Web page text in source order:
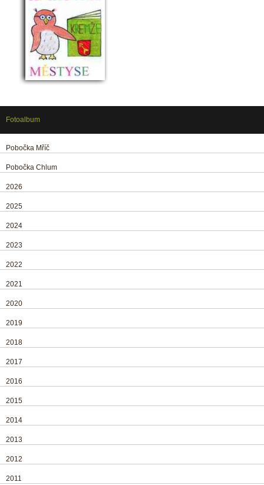
Fotoalbum
Pobočka Mříč
Pobočka Chlum
2026
2025
2024
2023
2022
2021
2020
2019
2018
2017
2016
2015
2014
2013
2012
2011